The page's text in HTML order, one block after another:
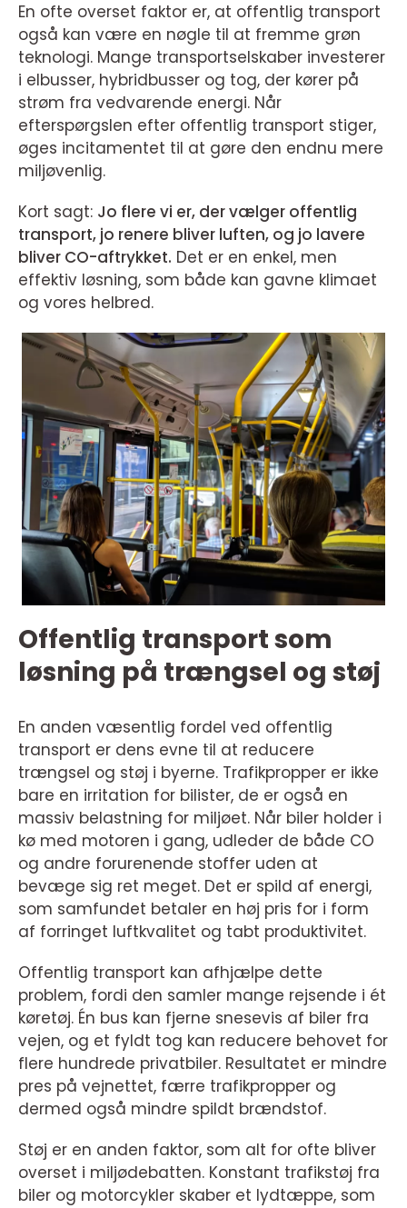
En ofte overset faktor er, at offentlig transport
også kan være en nøgle til at fremme grøn
teknologi. Mange transportselskaber investerer
i elbusser, hybridbusser og tog, der kører på
strøm fra vedvarende energi. Når
efterspørgslen efter offentlig transport stiger,
øges incitamentet til at gøre den endnu mere
miljøvenlig.
Kort sagt: Jo flere vi er, der vælger offentlig
transport, jo renere bliver luften, og jo lavere
bliver CO-aftrykket. Det er en enkel, men
effektiv løsning, som både kan gavne klimaet
og vores helbred.
Offentlig transport som
løsning på trængsel og støj
En anden væsentlig fordel ved offentlig
transport er dens evne til at reducere
trængsel og støj i byerne. Trafikpropper er ikke
bare en irritation for bilister, de er også en
massiv belastning for miljøet. Når biler holder i
kø med motoren i gang, udleder de både CO
og andre forurenende stoffer uden at
bevæge sig ret meget. Det er spild af energi,
som samfundet betaler en høj pris for i form
af forringet luftkvalitet og tabt produktivitet.
Offentlig transport kan afhjælpe dette
problem, fordi den samler mange rejsende i ét
køretøj. Én bus kan fjerne snesevis af biler fra
vejen, og et fyldt tog kan reducere behovet for
flere hundrede privatbiler. Resultatet er mindre
pres på vejnettet, færre trafikpropper og
dermed også mindre spildt brændstof.
Støj er en anden faktor, som alt for ofte bliver
overset i miljødebatten. Konstant trafikstøj fra
biler og motorcykler skaber et lydtæppe, som